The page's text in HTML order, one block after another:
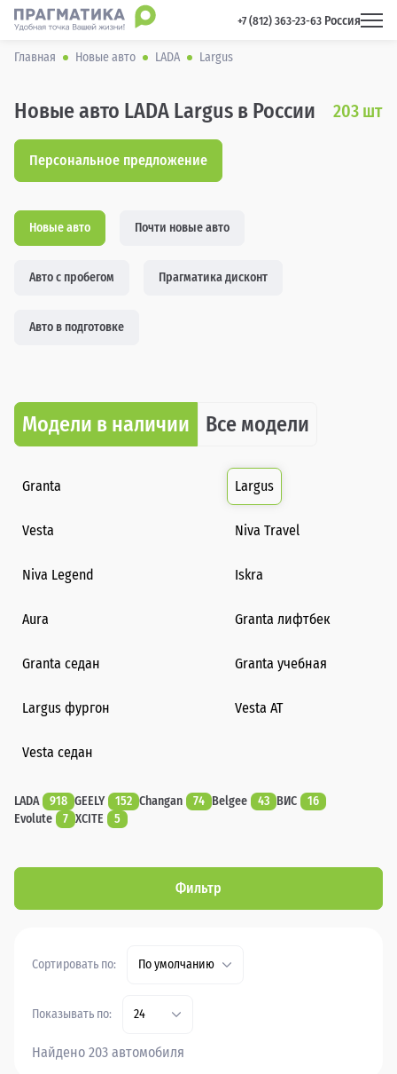
+7 (812) 363-23-63 Россия
Главная Новые авто LADA Largus
Новые авто LADA Largus в России 203 шт
Персональное предложение
Новые авто Почти новые авто
Авто с пробегом Прагматика дисконт
Авто в подготовке
Модели в наличии Все модели
Granta Largus
Vesta Niva Travel
Niva Legend Iskra
Aura Granta лифтбек
Granta седан Granta учебная
Largus фургон Vesta AT
Vesta седан
LADA 918 GEELY 152 Changan 74 Belgee 43 ВИС
16
Evolute
7 XCITE 5
Фильтр
Сортировать по: По умолчанию
Показывать по: 24
Найдено 203 автомобиля